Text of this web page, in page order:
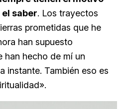
saber. Los trayectos
prometidas que he
han supuesto
han hecho de mí un
instante. También eso es